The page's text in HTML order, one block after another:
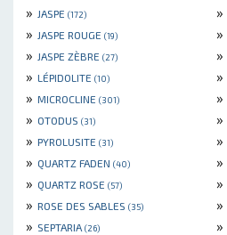
» JASPE (172) »
» JASPE ROUGE (19) »
» JASPE ZÈBRE (27) »
» LÉPIDOLITE (10) »
» MICROCLINE (301) »
» OTODUS (31) »
» PYROLUSITE (31) »
» QUARTZ FADEN (40) »
» QUARTZ ROSE (57) »
» ROSE DES SABLES (35) »
» SEPTARIA (26) »